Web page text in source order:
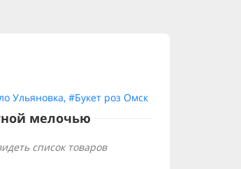
Ульяновка, #Букет роз Омск
мелочью
список товаров